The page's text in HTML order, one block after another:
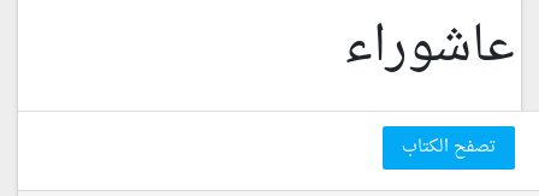
عاشوراء
تصفح الكتاب